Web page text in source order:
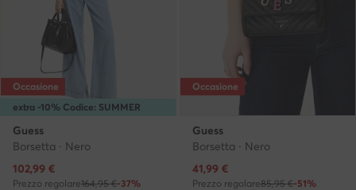
extra -10% Codice: SUMMER
Occasione
Guess
Borsetta · Nero
Prezzo attuale
102,99 €
Prezzo regolare164,95 €-37%
Occasione
Guess
Borsetta · Nero
Prezzo attuale
41,99 €
Prezzo regolare85,95 €-51%